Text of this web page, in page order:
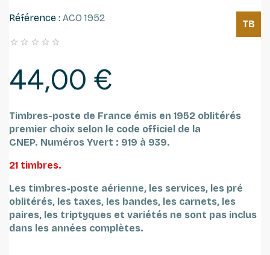
Référence : ACO 1952
TB
    
44,00 €
Timbres-poste de France émis en 1952 oblitérés
premier choix selon le code officiel de la
CNEP. Numéros Yvert : 919 à 939.
21 timbres.
Les timbres-poste aérienne, les services, les pré
oblitérés, les taxes, les bandes, les carnets, les
paires, les triptyques et variétés ne sont pas inclus
dans les années complètes.